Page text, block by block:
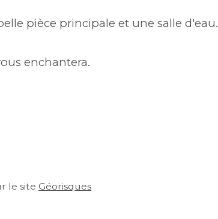
pièce principale et une salle d'eau.
enchantera.
le site Géorisques